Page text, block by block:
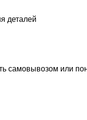
деталей
самовывозом или